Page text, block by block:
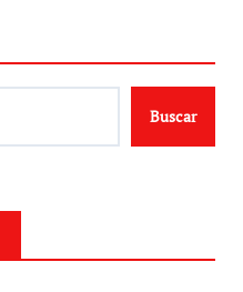
Buscar